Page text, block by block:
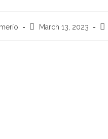
March 13, 2023